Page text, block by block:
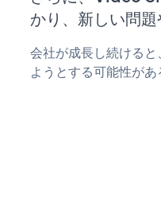
かり、新しい問
会社が成長し続ける
ようとする可能性が